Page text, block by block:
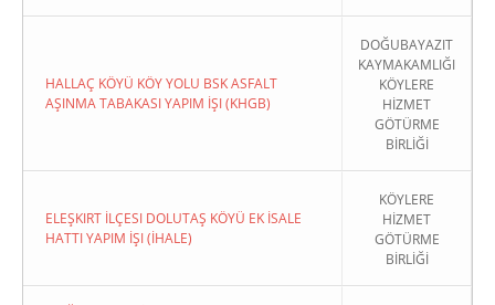
HALLAÇ KÖYÜ KÖY YOLU BSK ASFALT
AŞINMA TABAKASI YAPIM İŞI (KHGB)
DOĞUBAYAZIT
KAYMAKAMLIĞI
KÖYLERE
HİZMET
GÖTÜRME
BİRLİĞİ
ELEŞKIRT İLÇESI DOLUTAŞ KÖYÜ EK İSALE
HATTI YAPIM İŞI (İHALE)
KÖYLERE
HİZMET
GÖTÜRME
BİRLİĞİ